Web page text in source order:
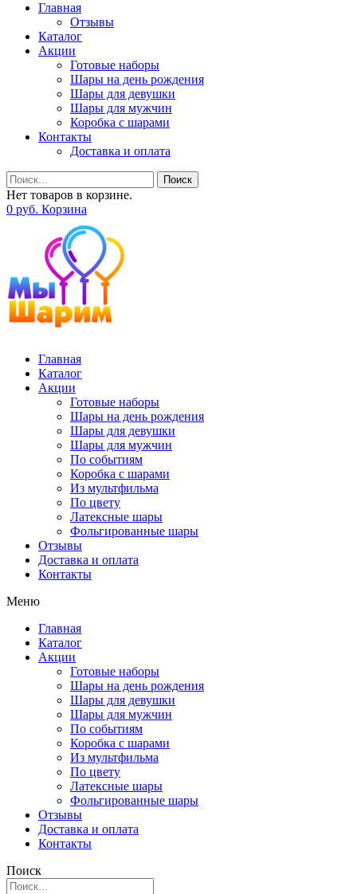
Главная
Отзывы
Каталог
Акции
Готовые наборы
Шары на день рождения
Шары для девушки
Шары для мужчин
Коробка с шарами
Контакты
Доставка и оплата
Поиск
Нет товаров в корзине.
0 руб. Корзина
Главная
Каталог
Акции
Готовые наборы
Шары на день рождения
Шары для девушки
Шары для мужчин
По событиям
Коробка с шарами
Из мультфильма
По цвету
Латексные шары
Фольгированные шары
Отзывы
Доставка и оплата
Контакты
Меню
Главная
Каталог
Акции
Готовые наборы
Шары на день рождения
Шары для девушки
Шары для мужчин
По событиям
Коробка с шарами
Из мультфильма
По цвету
Латексные шары
Фольгированные шары
Отзывы
Доставка и оплата
Контакты
Поиск